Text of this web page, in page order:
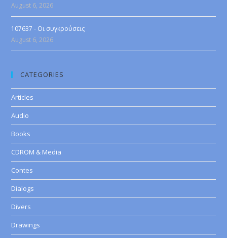
August 6, 2026
107637 - Οι συγκρούσεις
August 6, 2026
CATEGORIES
Articles
Audio
Books
CDROM & Media
Contes
Dialogs
Divers
Drawings